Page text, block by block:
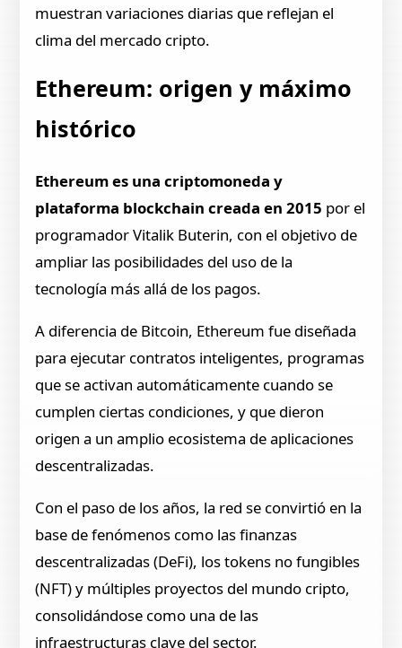
muestran variaciones diarias que reflejan el
clima del mercado cripto.
Ethereum: origen y máximo
histórico
Ethereum es una criptomoneda y
plataforma blockchain creada en 2015 por el
programador Vitalik Buterin, con el objetivo de
ampliar las posibilidades del uso de la
tecnología más allá de los pagos.
A diferencia de Bitcoin, Ethereum fue diseñada
para ejecutar contratos inteligentes, programas
que se activan automáticamente cuando se
cumplen ciertas condiciones, y que dieron
origen a un amplio ecosistema de aplicaciones
descentralizadas.
Con el paso de los años, la red se convirtió en la
base de fenómenos como las finanzas
descentralizadas (DeFi), los tokens no fungibles
(NFT) y múltiples proyectos del mundo cripto,
consolidándose como una de las
infraestructuras clave del sector.